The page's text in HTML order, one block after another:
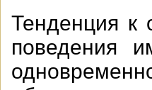
Тенденция к
поведения